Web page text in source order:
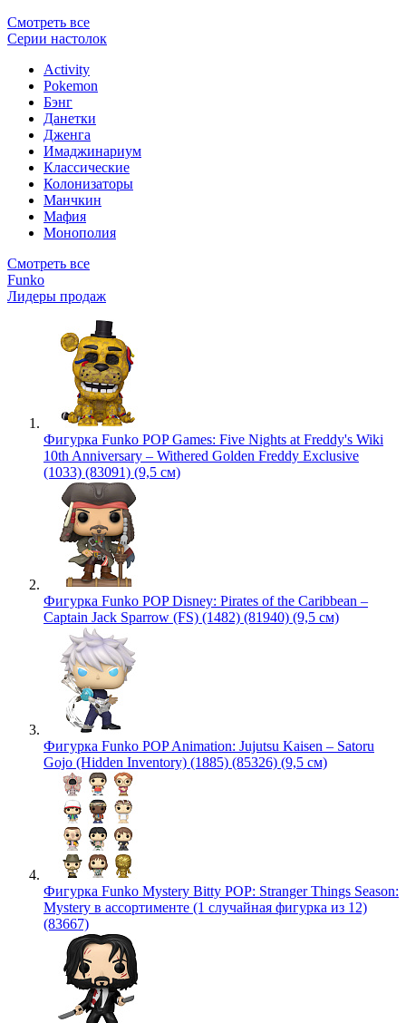
Смотреть все
Серии настолок
Activity
Pokemon
Бэнг
Данетки
Дженга
Имаджинариум
Классические
Колонизаторы
Манчкин
Мафия
Монополия
Смотреть все
Funko
Лидеры продаж
Фигурка Funko POP Games: Five Nights at Freddy's Wiki
10th Anniversary – Withered Golden Freddy Exclusive
(1033) (83091) (9,5 см)
Фигурка Funko POP Disney: Pirates of the Caribbean –
Captain Jack Sparrow (FS) (1482) (81940) (9,5 см)
Фигурка Funko POP Animation: Jujutsu Kaisen – Satoru
Gojo (Hidden Inventory) (1885) (85326) (9,5 см)
Фигурка Funko Mystery Bitty POP: Stranger Things Season:
Mystery в ассортименте (1 случайная фигурка из 12)
(83667)